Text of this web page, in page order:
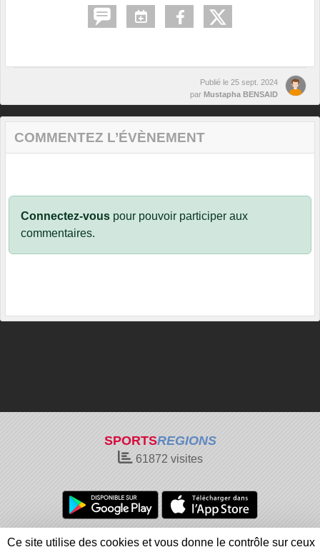
Publié le 25 sept. 2024
par Mustapha BENSAID
COMMENTEZ L’ÉVÈNEMENT
Connectez-vous pour pouvoir participer aux
commentaires.
SPORTSREGIONS
61872 visites
Charte cookies Gestion des cookies
Ce site utilise des cookies et vous donne le contrôle sur ceux